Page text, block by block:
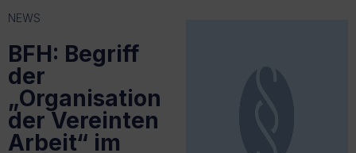
NEWS
BFH: Begriff
der
„Organisation
der Vereinten
Arbeit“ im